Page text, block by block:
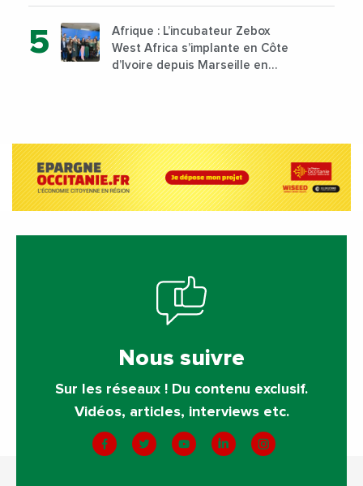
Afrique : L’incubateur Zebox
West Africa s’implante en Côte
d’Ivoire depuis Marseille en
Nous suivre
Sur les réseaux ! Du contenu exclusif.
Vidéos, articles, interviews etc.